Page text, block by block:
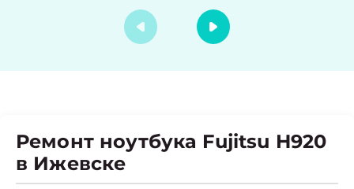
Ремонт ноутбука Fujitsu H920
в Ижевске